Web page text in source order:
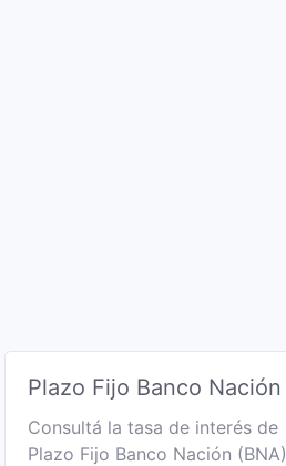
Plazo Fijo Banco Nación
Consultá la tasa de interés de
Plazo Fijo Banco Nación (BNA)